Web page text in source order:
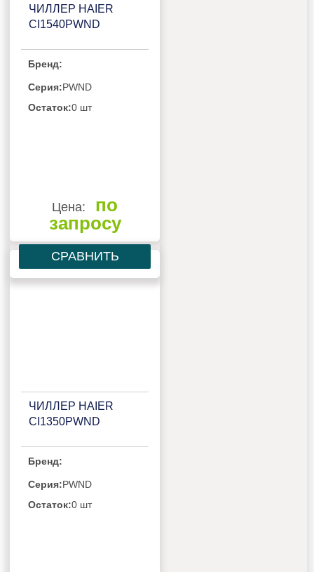
ЧИЛЛЕР HAIER
CI1540PWND
Бренд:
Серия:PWND
Остаток:0 шт
Цена:
по
запросу
СРАВНИТЬ
ЧИЛЛЕР HAIER
CI1350PWND
Бренд:
Серия:PWND
Остаток:0 шт